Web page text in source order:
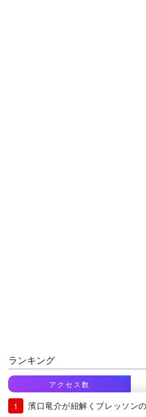
ランキング
アクセス数
濱口竜介が紐解くブレッソンの